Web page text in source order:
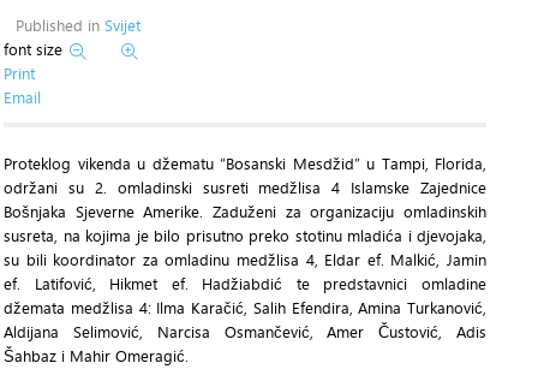
Published in Svijet
font size
Print
Email
Proteklog vikenda u džematu “Bosanski Mesdžid” u Tampi, Florida,
održani su 2. omladinski susreti medžlisa 4 Islamske Zajednice
Bošnjaka Sjeverne Amerike. Zaduženi za organizaciju omladinskih
susreta, na kojima je bilo prisutno preko stotinu mladića i djevojaka,
su bili koordinator za omladinu medžlisa 4, Eldar ef. Malkić, Jamin
ef. Latifović, Hikmet ef. Hadžiabdić te predstavnici omladine
džemata medžlisa 4: Ilma Karačić, Salih Efendira, Amina Turkanović,
Aldijana Selimović, Narcisa Osmančević, Amer Čustović, Adis
Šahbaz i Mahir Omeragić.